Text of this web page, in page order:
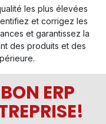
les plus élevées
et corrigez les
et garantissez la
des produits et des
ERP